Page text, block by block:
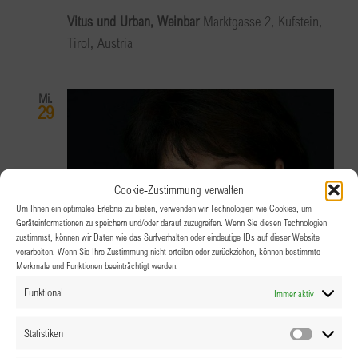
Cookie-Zustimmung verwalten
Um Ihnen ein optimales Erlebnis zu bieten, verwenden wir Technologien wie Cookies, um
Geräteinformationen zu speichern und/oder darauf zuzugreifen. Wenn Sie diesen Technologien
zustimmst, können wir Daten wie das Surfverhalten oder eindeutige IDs auf dieser Website
verarbeiten. Wenn Sie Ihre Zustimmung nicht erteilen oder zurückziehen, können bestimmte
Merkmale und Funktionen beeinträchtigt werden.
Funktional Immer aktiv
Statistiken
Vitus und Urban, Weinbar Marktgasse 2, Kufstein,
Tirol, Austria
Mi.
29